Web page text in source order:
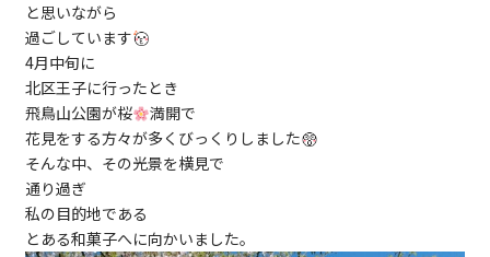
と思いながら
過ごしています
4月中旬に
北区王子に行ったとき
飛鳥山公園が桜
満開で
花見をする方々が多くびっくりしました
そんな中、その光景を横見で
通り過ぎ
私の目的地である
とある和菓子へに向かいました。